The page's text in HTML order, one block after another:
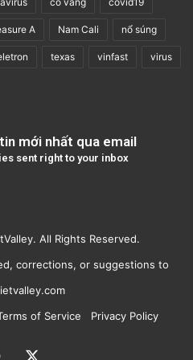
A Nam Cali nổ súng
texas vinfast virus
mới nhất qua email
sent right to your inbox
All Rights Reserved.
corrections, or suggestions to
of Service Privacy Policy
Facebook